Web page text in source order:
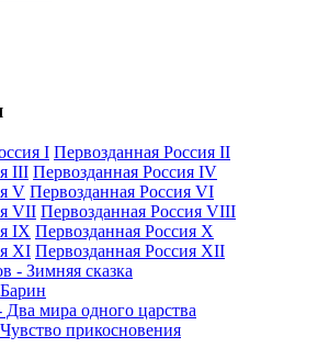
I Первозданная Россия II
III Первозданная Россия IV
V Первозданная Россия VI
VII Первозданная Россия VIII
IX Первозданная Россия X
XI Первозданная Россия XII